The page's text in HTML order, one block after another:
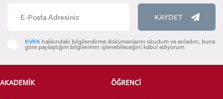
ADAYLARI
ÖNLİSANS ve
LİSANS ADAY ÖĞRENCİ
KAYDET
KVKK hakkındaki bilgilendirme dokümanlarını okudum ve anladım, buna
göre paylaştığım bilgilerimin işlenebileceğini kabul ediyorum.
AKADEMİK ÖĞRENCİ